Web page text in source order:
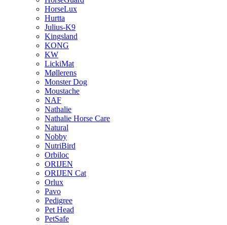
HorseLux
Hurtta
Julius-K9
Kingsland
KONG
KW
LickiMat
Møllerens
Monster Dog
Moustache
NAF
Nathalie
Nathalie Horse Care
Natural
Nobby
NutriBird
Orbiloc
ORIJEN
ORIJEN Cat
Orlux
Pavo
Pedigree
Pet Head
PetSafe